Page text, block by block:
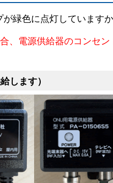
緑色に点灯しています
、 電源供給器のコンセン
します）